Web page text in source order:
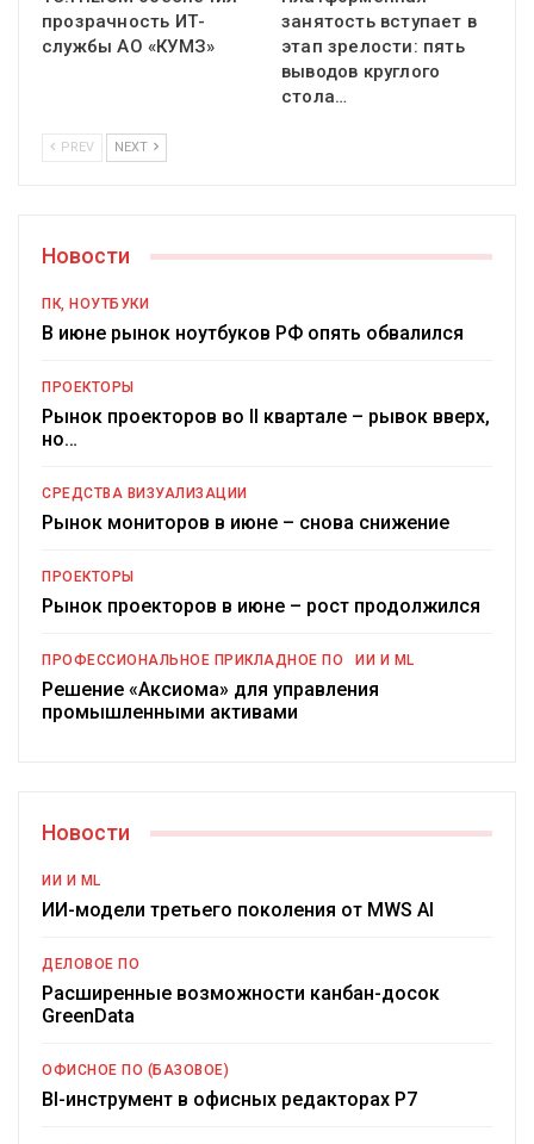
прозрачность ИТ-
службы АО «КУМЗ»
занятость вступает в
этап зрелости: пять
выводов круглого
стола…
PREV NEXT
Новости
ПК, НОУТБУКИ
В июне рынок ноутбуков РФ опять обвалился
ПРОЕКТОРЫ
Рынок проекторов во II квартале – рывок вверх,
но…
СРЕДСТВА ВИЗУАЛИЗАЦИИ
Рынок мониторов в июне – снова снижение
ПРОЕКТОРЫ
Рынок проекторов в июне – рост продолжился
ПРОФЕССИОНАЛЬНОЕ ПРИКЛАДНОЕ ПО ИИ И ML
Решение «Аксиома» для управления
промышленными активами
Новости
ИИ И ML
ИИ-модели третьего поколения от MWS AI
ДЕЛОВОЕ ПО
Расширенные возможности канбан-досок
GreenData
ОФИСНОЕ ПО (БАЗОВОЕ)
BI-инструмент в офисных редакторах Р7